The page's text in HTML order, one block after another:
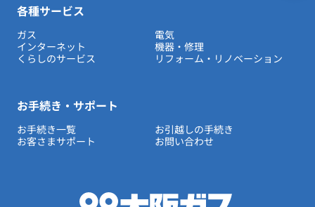
各種サービス
ガス
電気
インターネット
機器・修理
くらしのサービス
リフォーム・リノベーション
お手続き・サポート
お手続き一覧
お引越しの手続き
お客さまサポート
お問い合わせ